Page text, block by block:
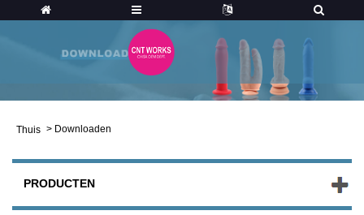
Thuis > Downloaden
PRODUCTEN